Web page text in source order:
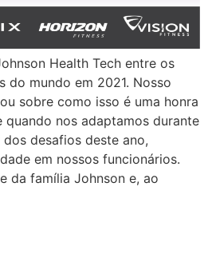
Health Tech entre os
do mundo em 2021. Nosso
sobre como isso é uma honra
quando nos adaptamos durante
dos desafios deste ano,
em nossos funcionários.
da família Johnson e, ao